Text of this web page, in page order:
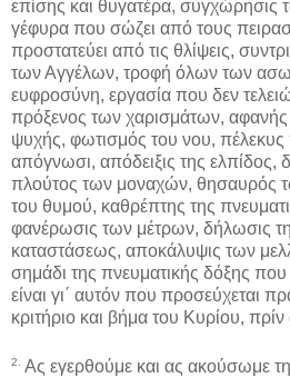
επίσης και θυγατέρα, συγχώρησις
γέφυρα που σώζει από τους
προστατεύει από τις θλίψεις,
των Αγγέλων, τροφή όλων των
ευφροσύνη, εργασία που δεν
πρόξενος των χαρισμάτων,
ψυχής, φωτισμός του νου,
απόγνωσι, απόδειξις της ελπίδος,
πλούτος των μοναχών, θησαυρός
του θυμού, καθρέπτης της
φανέρωσις των μέτρων, δήλωσις
καταστάσεως, αποκάλυψις των
σημάδι της πνευματικής δόξης
είναι γι΄ αυτόν που προσεύχεται
κριτήριο και βήμα του Κυρίου,
2. Ας εγερθούμε και ας ακούσωμε